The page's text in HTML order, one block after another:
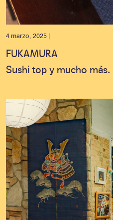
4 marzo, 2025 |
FUKAMURA
Sushi top y mucho más.